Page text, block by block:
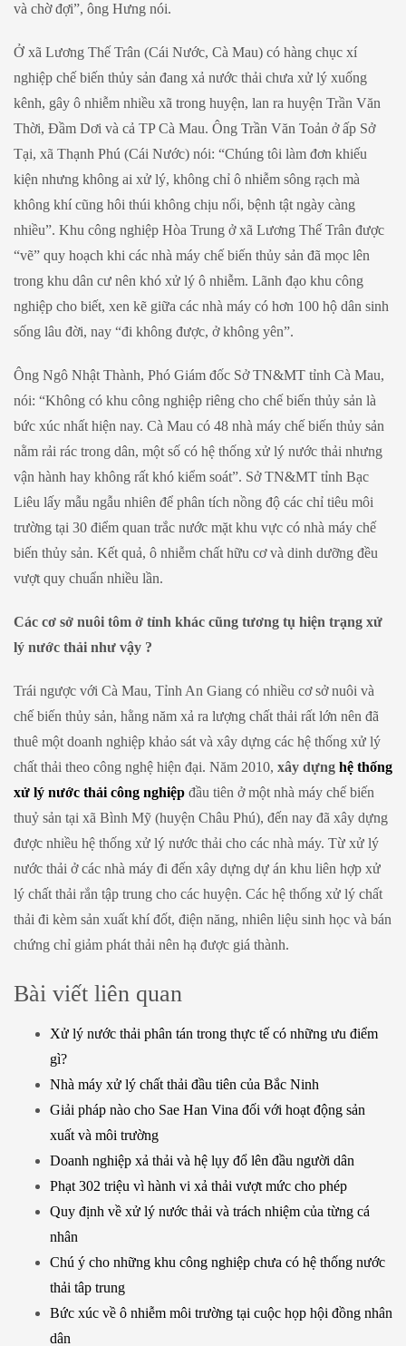
và chờ đợi”, ông Hưng nói.
Ở xã Lương Thế Trân (Cái Nước, Cà Mau) có hàng chục xí
nghiệp chế biến thủy sản đang xả nước thải chưa xử lý xuống
kênh, gây ô nhiễm nhiều xã trong huyện, lan ra huyện Trần Văn
Thời, Đầm Dơi và cả TP Cà Mau. Ông Trần Văn Toản ở ấp Sở
Tại, xã Thạnh Phú (Cái Nước) nói: “Chúng tôi làm đơn khiếu
kiện nhưng không ai xử lý, không chỉ ô nhiễm sông rạch mà
không khí cũng hôi thúi không chịu nổi, bệnh tật ngày càng
nhiều”. Khu công nghiệp Hòa Trung ở xã Lương Thế Trân được
“vẽ” quy hoạch khi các nhà máy chế biến thủy sản đã mọc lên
trong khu dân cư nên khó xử lý ô nhiễm. Lãnh đạo khu công
nghiệp cho biết, xen kẽ giữa các nhà máy có hơn 100 hộ dân sinh
sống lâu đời, nay “đi không được, ở không yên”.
Ông Ngô Nhật Thành, Phó Giám đốc Sở TN&MT tỉnh Cà Mau,
nói: “Không có khu công nghiệp riêng cho chế biến thủy sản là
bức xúc nhất hiện nay. Cà Mau có 48 nhà máy chế biến thủy sản
nằm rải rác trong dân, một số có hệ thống xử lý nước thải nhưng
vận hành hay không rất khó kiểm soát”. Sở TN&MT tỉnh Bạc
Liêu lấy mẫu ngẫu nhiên để phân tích nồng độ các chỉ tiêu môi
trường tại 30 điểm quan trắc nước mặt khu vực có nhà máy chế
biến thủy sản. Kết quả, ô nhiễm chất hữu cơ và dinh dưỡng đều
vượt quy chuẩn nhiều lần.
Các cơ sở nuôi tôm ở tỉnh khác cũng tương tụ hiện trạng xử
lý nước thải như vậy ?
Trái ngược với Cà Mau, Tỉnh An Giang có nhiều cơ sở nuôi và
chế biến thủy sản, hằng năm xả ra lượng chất thải rất lớn nên đã
thuê một doanh nghiệp khảo sát và xây dựng các hệ thống xử lý
chất thải theo công nghệ hiện đại. Năm 2010, xây dựng hệ thống
xử lý nước thải công nghiệp đầu tiên ở một nhà máy chế biến
thuỷ sản tại xã Bình Mỹ (huyện Châu Phú), đến nay đã xây dựng
được nhiều hệ thống xử lý nước thải cho các nhà máy. Từ xử lý
nước thải ở các nhà máy đi đến xây dựng dự án khu liên hợp xử
lý chất thải rắn tập trung cho các huyện. Các hệ thống xử lý chất
thải đi kèm sản xuất khí đốt, điện năng, nhiên liệu sinh học và bán
chứng chỉ giảm phát thải nên hạ được giá thành.
Bài viết liên quan
Xử lý nước thải phân tán trong thực tế có những ưu điểm
gì?
Nhà máy xử lý chất thải đầu tiên của Bắc Ninh
Giải pháp nào cho Sae Han Vina đối với hoạt động sản
xuất và môi trường
Doanh nghiệp xả thải và hệ lụy đổ lên đầu người dân
Phạt 302 triệu vì hành vi xả thải vượt mức cho phép
Quy định về xử lý nước thải và trách nhiệm của từng cá
nhân
Chú ý cho những khu công nghiệp chưa có hệ thống nước
thải tâp trung
Bức xúc về ô nhiễm môi trường tại cuộc họp hội đồng nhân
dân